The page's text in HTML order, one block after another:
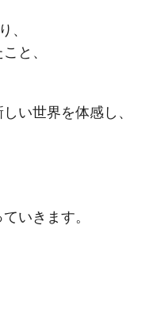
、
と、
い世界を体感し、
いきます。